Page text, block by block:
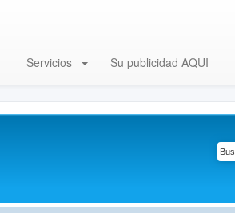
Servicios Su publicidad AQUI